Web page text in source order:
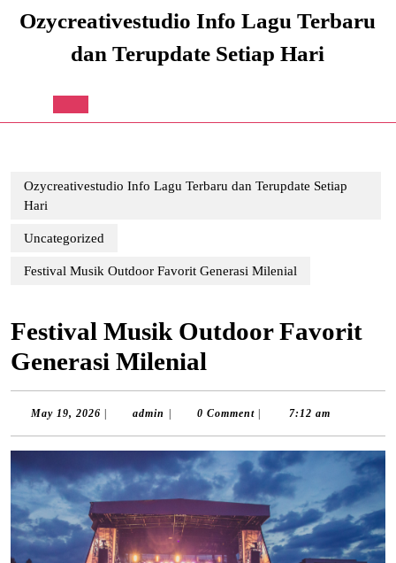
Ozycreativestudio Info Lagu Terbaru
dan Terupdate Setiap Hari
Open
Ozycreativestudio Info Lagu Terbaru dan Terupdate Setiap
Hari
Uncategorized
Festival Musik Outdoor Favorit Generasi Milenial
Festival Musik Outdoor Favorit
Generasi Milenial
May 19, 2026 May
admin admin 0 Comment 7:12 am